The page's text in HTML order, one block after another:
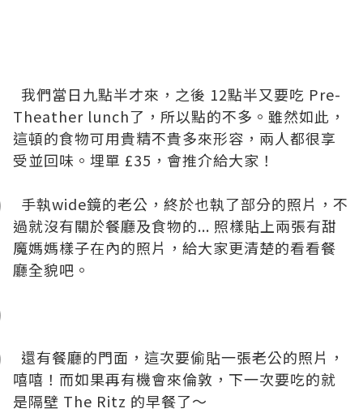
我們當日九點半才來，之後 12點半又要吃 Pre-
Theather lunch了，所以點的不多。雖然如此，
這頓的食物可用貴精不貴多來形容，兩人都很享
受並回味。埋單 £35，會推介給大家！
手執wide鏡的老公，終於也執了部分的照片，不
過就沒有關於餐廳及食物的... 照樣貼上兩張有甜
魔媽媽樣子在內的照片，給大家更清楚的看看餐
廳全貌吧。
還有餐廳的門面，這次要偷貼一張老公的照片，
嘻嘻！而如果再有機會來倫敦，下一次要吃的就
是隔壁 The Ritz 的早餐了～